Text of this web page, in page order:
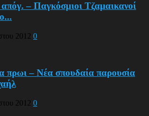
– Παγκόσμιοι Τζαμαικανοί
2012 0
πρωι – Νέα σπουδαία παρουσία
2012 0